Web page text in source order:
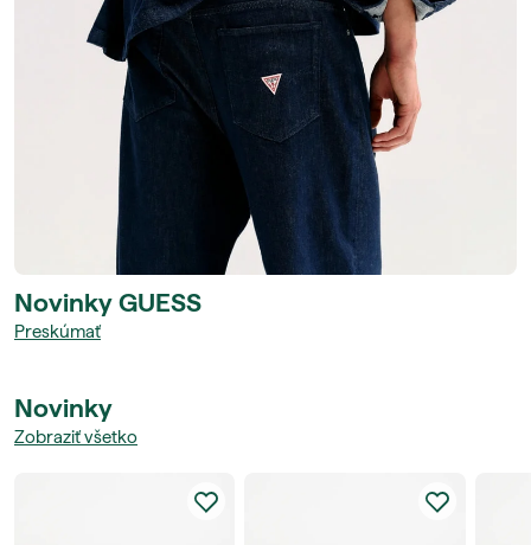
Novinky GUESS
Preskúmať
Novinky
Zobraziť všetko